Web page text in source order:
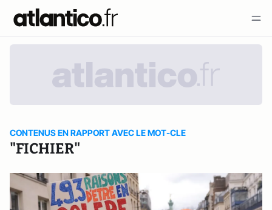
CONTENUS EN RAPPORT AVEC LE MOT-CLE
"FICHIER"